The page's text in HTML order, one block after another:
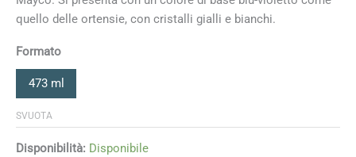
quello delle ortensie, con cristalli gialli e bianchi.
Formato
473 ml
SVUOTA
Disponibilità: Disponibile